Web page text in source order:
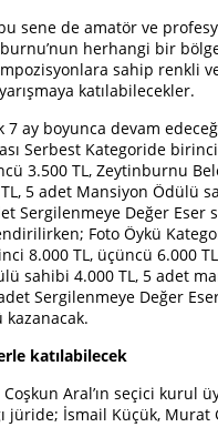
sene de amatör ve
herhangi bir
sahip renkli
katılabilecekler.
7 ay boyunca devam
Serbest Kategoride
3.500 TL, Zeytinburnu
5 adet Mansiyon Ödülü
Sergilenmeye Değer Eser
Foto Öykü
8.000 TL, üçüncü 6.000
sahibi 4.000 TL, 5 adet
Sergilenmeye Değer
kazanacak.
katılabilecek
Aral’ın seçici kurul
jüride; İsmail Küçük, Murat